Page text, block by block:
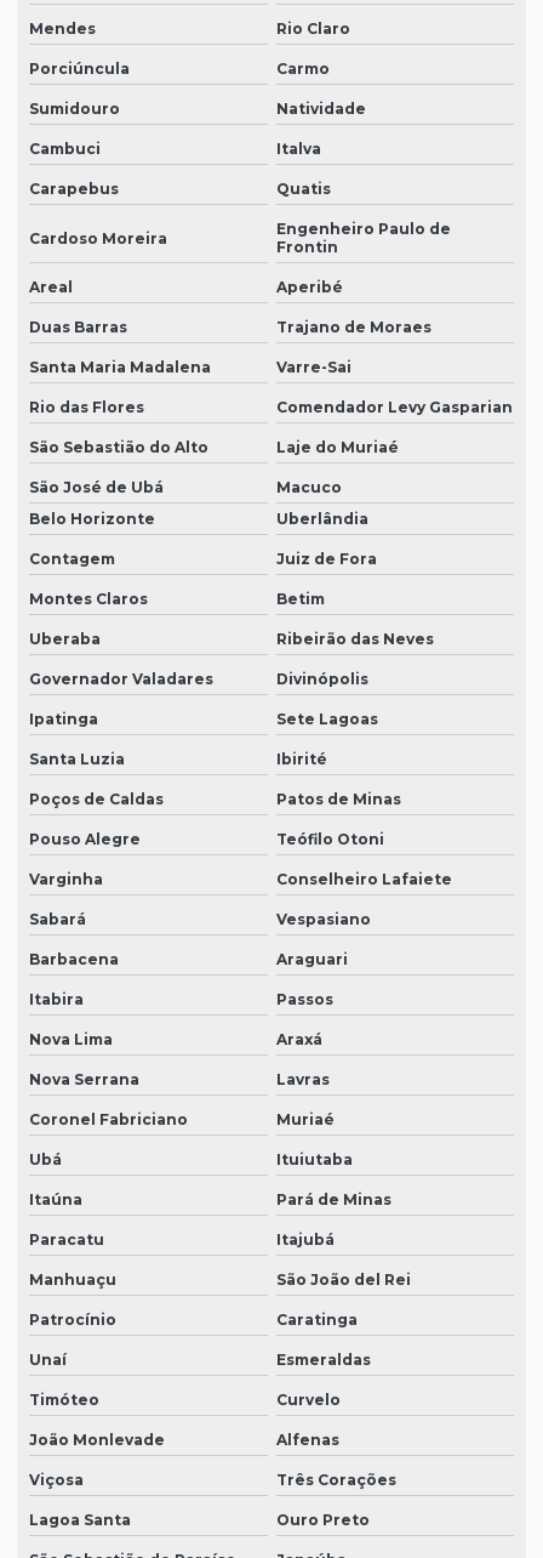
Mendes Rio Claro
Porciúncula Carmo
Sumidouro Natividade
Cambuci Italva
Carapebus Quatis
Cardoso Moreira
Engenheiro Paulo de
Frontin
Areal Aperibé
Duas Barras Trajano de Moraes
Santa Maria Madalena Varre-Sai
Rio das Flores Comendador Levy Gasparian
São Sebastião do Alto Laje do Muriaé
São José de Ubá
Macuco
Belo Horizonte
Uberlândia
Contagem Juiz de Fora
Montes Claros Betim
Uberaba Ribeirão das Neves
Governador Valadares Divinópolis
Ipatinga Sete Lagoas
Santa Luzia Ibirité
Poços de Caldas Patos de Minas
Pouso Alegre Teófilo Otoni
Varginha Conselheiro Lafaiete
Sabará Vespasiano
Barbacena Araguari
Itabira Passos
Nova Lima Araxá
Nova Serrana Lavras
Coronel Fabriciano Muriaé
Ubá Ituiutaba
Itaúna Pará de Minas
Paracatu Itajubá
Manhuaçu São João del Rei
Patrocínio Caratinga
Unaí Esmeraldas
Timóteo Curvelo
João Monlevade Alfenas
Viçosa Três Corações
Lagoa Santa Ouro Preto